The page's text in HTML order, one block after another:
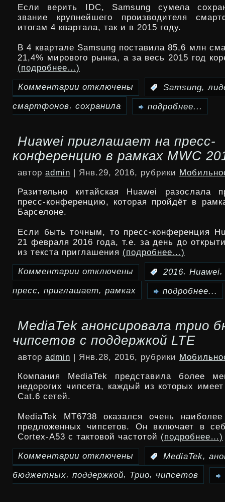
One
M10
Если верить IDC, Samsung сумела
звание крупнейшего производителя
итогам 4 квартала, так и в 2015 году.
В 4 квартале Samsung поставила 85,6 млн
21,4% мирового рынка, а за весь 2015 год
(подробнее…)
Комментарии
записи
сохранила
лидерство
на
рынке
отключены Samsung,
смартфонов, сохранила подробнее...
Huawei приглашает на пресс-
конференцию в рамках MWC
автор admin | Янв.29, 2016, рубрики
Разительно китайская Huawei разослала
пресс-конференцию, которая пройдёт в
Барселоне.
Если быть точным, то пресс-конференция
21 февраля 2016 года, т.е. за день до
из текста приглашения (подробнее…)
Комментарии
записи
приглашает
на
пресс-
конференцию
рамках
MWC
2016
отключены 2016, Huawei
пресс, приглашает, рамках подробнее...
MediaTek анонсировала трио
чипсетов с поддержкой LTE
автор admin | Янв.28, 2016, рубрики
Компания MediaTek представила более
недорогих чипсета, каждый из которых
Cat.6 сетей.
MediaTek MT6738 оказался очень
предложенных чипсетов. Он включает в
Cortex-A53 с тактовой частотой (подробнее…)
Комментарии
записи
отключены MediaTek,
бюджетных, поддержкой, Трио, чипсетов